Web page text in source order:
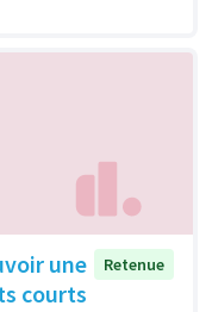
une
courts
Retenue